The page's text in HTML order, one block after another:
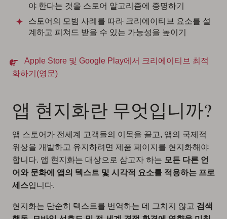
야 한다는 것을 스토어 알고리즘에 증명하기
스토어의 모범 사례를 따라 크리에이티브 요소를 설
계하고 피쳐드 받을 수 있는 가능성을 높이기
Apple Store 및 Google Play에서 크리에이티브 최적
화하기(영문)
앱 현지화란 무엇입니까?
앱 스토어가 전세계 고객들의 이목을 끌고, 앱의 국제적
위상을 개발하고 유지하려면 제품 페이지를 현지화해야
합니다. 앱 현지화는 대상으로 삼고자 하는 모든 다른 언
어와 문화에 앱의 텍스트 및 시각적 요소를 적용하는 프로
세스입니다.
현지화는 단순히 텍스트를 번역하는 데 그치지 않고 검색